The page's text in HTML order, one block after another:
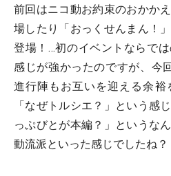
前回はニコ動お約束のおかか
場したり「おっくせんまん！
登場！…初のイベントならで
感じが強かったのですが、今
進行陣もお互いを迎える余裕
「なぜトルシエ？」という感
っぷびとが本編？」というな
動流派といった感じでしたね？